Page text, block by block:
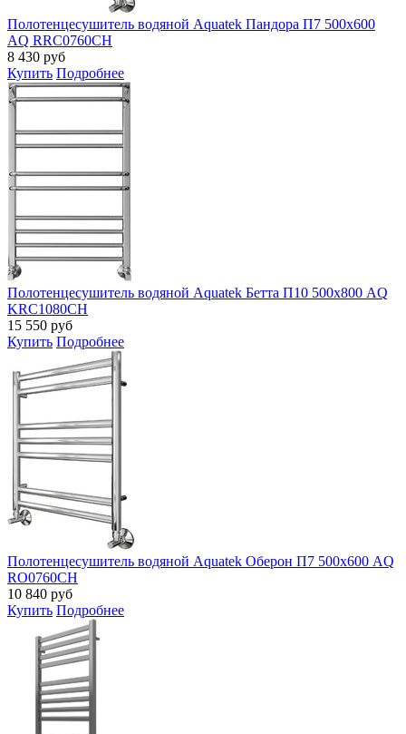
Полотенцесушитель водяной Aquatek Пандора П7 500х600
AQ RRС0760CH
8 430 руб
Купить Подробнее
Полотенцесушитель водяной Aquatek Бетта П10 500х800 AQ
KRC1080CH
15 550 руб
Купить Подробнее
Полотенцесушитель водяной Aquatek Оберон П7 500х600 AQ
RO0760CH
10 840 руб
Купить Подробнее